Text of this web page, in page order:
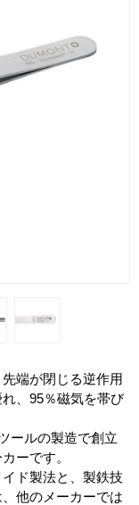
端が閉じる逆作用
、95％磁気を帯び
ールの製造で創立
ーです。
ド製法と、製鉄技
他のメーカーでは